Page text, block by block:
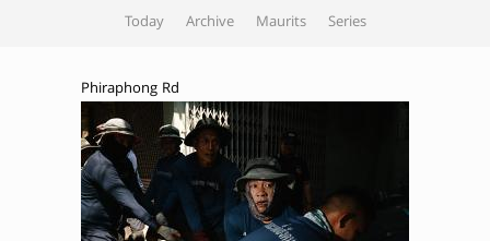
Today Archive Maurits Series
Phiraphong Rd